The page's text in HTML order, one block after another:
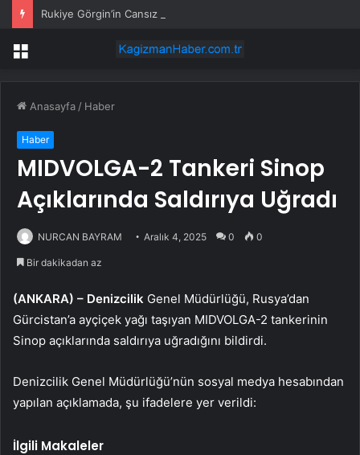
Rukiye Görgin’in Cansız Bedeni Göl Çevresinde Bulundu
Menü
Anasayfa / Haber
Haber
MIDVOLGA-2 Tankeri Sinop
Açıklarında Saldırıya Uğradı
NURCAN BAYRAM Aralık 4, 2025 0 0
Bir dakikadan az
(ANKARA) – Denizcilik Genel Müdürlüğü, Rusya’dan
Gürcistan’a ayçiçek yağı taşıyan MIDVOLGA-2 tankerinin
Sinop açıklarında saldırıya uğradığını bildirdi.
Denizcilik Genel Müdürlüğü’nün sosyal medya hesabından
yapılan açıklamada, şu ifadelere yer verildi:
İlgili Makaleler